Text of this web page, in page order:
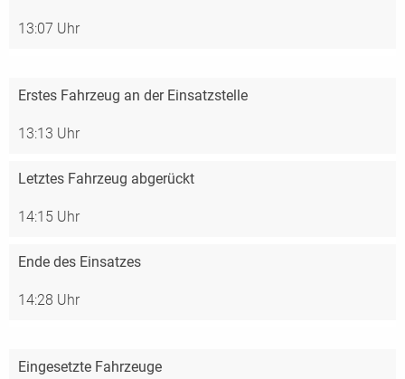
13:07 Uhr
Erstes Fahrzeug an der Einsatzstelle
13:13 Uhr
Letztes Fahrzeug abgerückt
14:15 Uhr
Ende des Einsatzes
14:28 Uhr
Eingesetzte Fahrzeuge